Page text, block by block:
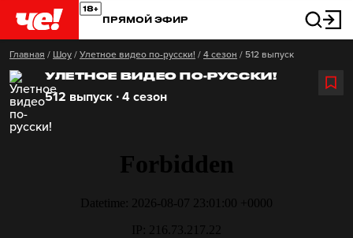
ПРЯМОЙ ЭФИР
Главная / Шоу / Улетное видео по-русски! / 4 сезон / 512 выпуск
УЛЕТНОЕ ВИДЕО ПО-РУССКИ!
512 выпуск ∙ 4 сезон